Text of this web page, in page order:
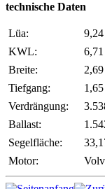
technische Daten
Lüa:
KWL:
Breite:
Tiefgang:
Verdrängung:
Ballast:
Segelfläche:
Motor: